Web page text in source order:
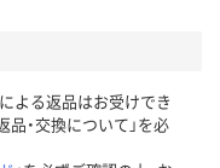
よる返品はお受けでき
品・交換について」を必